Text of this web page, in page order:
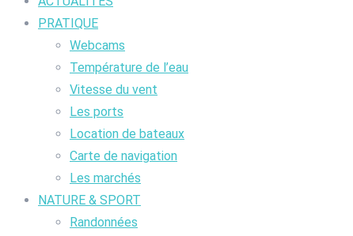
PRATIQUE
Webcams
Température de l’eau
Vitesse du vent
Les ports
Location de bateaux
Carte de navigation
Les marchés
NATURE & SPORT
Randonnées